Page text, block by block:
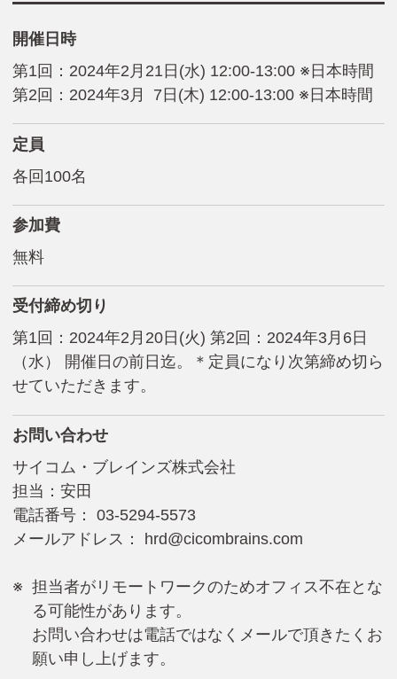
開催日時
第1回：2024年2月21日(水) 12:00-13:00 ※日本時間
第2回：2024年3月 7日(木) 12:00-13:00 ※日本時間
定員
各回100名
参加費
無料
受付締め切り
第1回：2024年2月20日(火) 第2回：2024年3月6日
（水） 開催日の前日迄。＊定員になり次第締め切ら
せていただきます。
お問い合わせ
サイコム・ブレインズ株式会社
担当：安田
電話番号： 03-5294-5573
メールアドレス： hrd@cicombrains.com
担当者がリモートワークのためオフィス不在とな
る可能性があります。
お問い合わせは電話ではなくメールで頂きたくお
願い申し上げます。